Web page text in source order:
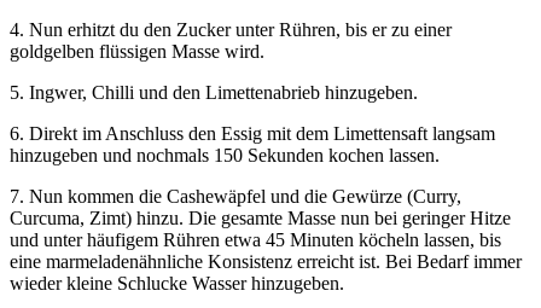
4. Nun erhitzt du den Zucker unter Rühren, bis er zu einer
goldgelben flüssigen Masse wird.
5. Ingwer, Chilli und den Limettenabrieb hinzugeben.
6. Direkt im Anschluss den Essig mit dem Limettensaft langsam
hinzugeben und nochmals 150 Sekunden kochen lassen.
7. Nun kommen die Cashewäpfel und die Gewürze (Curry,
Curcuma, Zimt) hinzu. Die gesamte Masse nun bei geringer Hitze
und unter häufigem Rühren etwa 45 Minuten köcheln lassen, bis
eine marmeladenähnliche Konsistenz erreicht ist. Bei Bedarf immer
wieder kleine Schlucke Wasser hinzugeben.